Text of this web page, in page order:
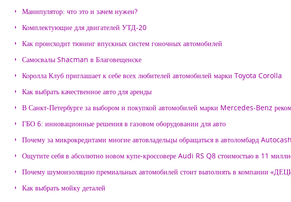
Манипулятор: что это и зачем нужен?
Комплектующие для двигателей УТД-20
Как происходит тюнинг впускных систем гоночных автомобилей
Самосвалы Shacman в Благовещенске
Королла Клуб приглашает к себе всех любителей автомобилей марки Toyota Corolla
Как выбрать качественное авто для аренды
В Санкт-Петербурге за выбором и покупкой автомобилей марки Mercedes-Benz
ГБО 6: инновационные решения в газовом оборудовании для авто
Почему за микрокредитами многие автовладельцы обращаться в автоломбард
Ощутите себя в абсолютно новом купе-кроссовере Audi RS Q8 стоимостью в 11
Почему шумоизоляцию премиальных автомобилей стоит выполнять в компании
Как выбрать мойку деталей